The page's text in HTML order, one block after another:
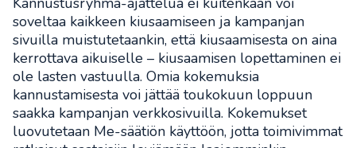
soveltaa kaikkeen kiusaamiseen ja kampanjan
sivuilla muistutetaankin, että kiusaamisesta on aina
kerrottava aikuiselle – kiusaamisen lopettaminen ei
ole lasten vastuulla. Omia kokemuksia
kannustamisesta voi jättää toukokuun loppuun
saakka kampanjan verkkosivuilla. Kokemukset
luovutetaan Me-säätiön käyttöön, jotta toimivimmat